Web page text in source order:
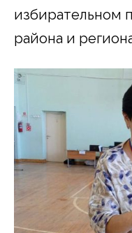
избирательном
района и